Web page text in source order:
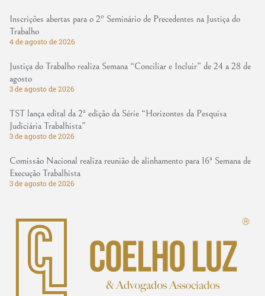
Inscrições abertas para o 2º Seminário de Precedentes na Justiça do
Trabalho
4 de agosto de 2026
Justiça do Trabalho realiza Semana “Conciliar e Incluir” de 24 a 28 de
agosto
3 de agosto de 2026
TST lança edital da 2ª edição da Série “Horizontes da Pesquisa
Judiciária Trabalhista”
3 de agosto de 2026
Comissão Nacional realiza reunião de alinhamento para 16ª Semana de
Execução Trabalhista
3 de agosto de 2026